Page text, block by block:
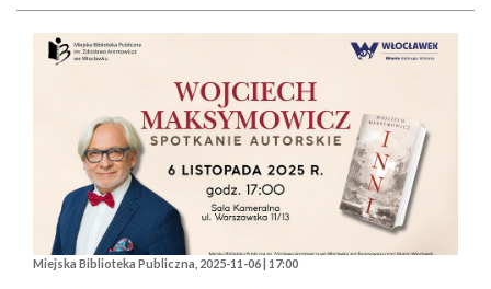
Miejska Biblioteka Publiczna, 2025-11-06 | 17:00